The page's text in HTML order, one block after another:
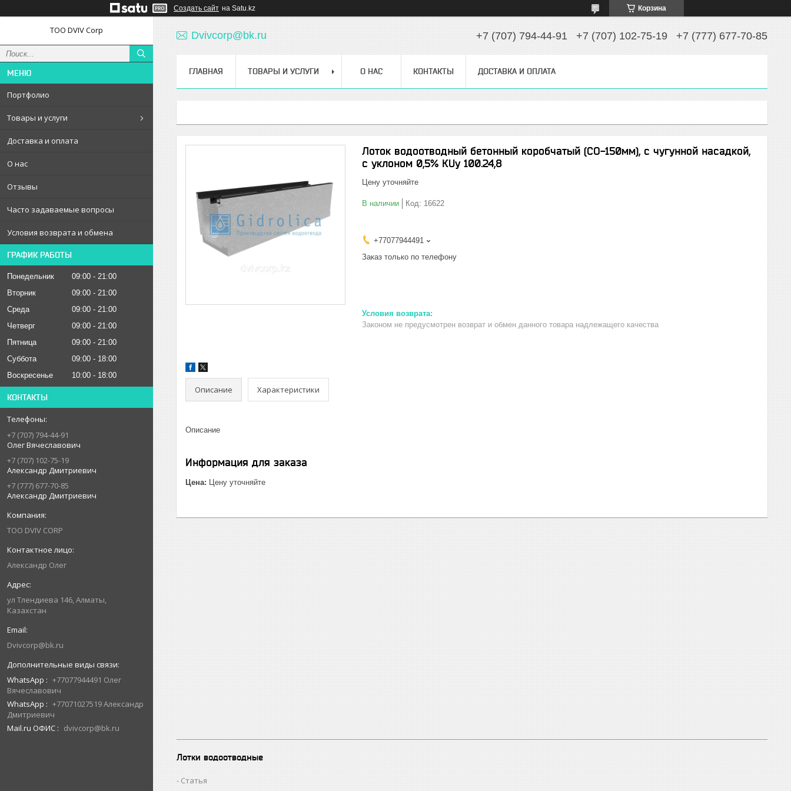
Создать сайт на Satu.kz Корзина
ТОО DVIV Corp
Портфолио
Товары и услуги
Доставка и оплата
О нас
Отзывы
Часто задаваемые вопросы
Условия возврата и обмена
ГРАФИК РАБОТЫ
Понедельник 09:00
21:00
Вторник
09:00
21:00
Среда
09:00
21:00
Четверг
09:00
21:00
Пятница
09:00
21:00
Суббота
09:00
18:00
Воскресенье
10:00 18:00
КОНТАКТЫ
+7 (707) 794-44-91
Олег Вячеславович
+7 (707) 102-75-19
Александр Дмитриевич
+7 (777) 677-70-85
Александр Дмитриевич
ТОО DVIV CORP
Александр Олег
ул Тлендиева 146, Алматы,
Казахстан
Dvivcorp@bk.ru
WhatsApp
+77077944491 Олег
Вячеславович
WhatsApp
+77071027519 Александр
Дмитриевич
Mail.ru ОФИС
dvivcorp@bk.ru
Dvivcorp@bk.ru +7 (707) 794-44-91 +7 (707) 102-75-19 +7 (777) 677-70-85
ГЛАВНАЯ ТОВАРЫ И УСЛУГИ О НАС КОНТАКТЫ ДОСТАВКА И ОПЛАТА
Лоток водоотводный бетонный коробчатый (СО-150мм), с чугунной насадкой,
с уклоном 0,5% КUу 100.24,8
Цену уточняйте
В наличии Код: 16622
+77077944491
Заказ только по телефону
Законом не предусмотрен возврат и обмен данного товара надлежащего качества
Описание Характеристики
Описание
Информация для заказа
Цена: Цену уточняйте
Лотки водоотводные
Статья